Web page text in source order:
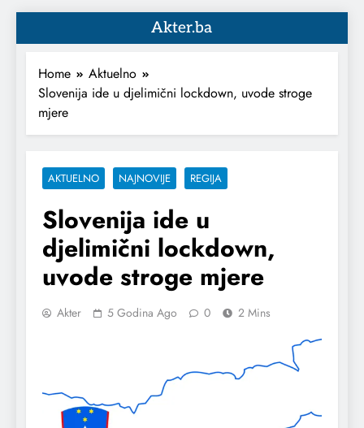
Akter.ba
Home
Aktuelno
Slovenija ide u djelimični lockdown, uvode stroge
mjere
AKTUELNO NAJNOVIJE REGIJA
Slovenija ide u
djelimični lockdown,
uvode stroge mjere
Akter 5 Godina Ago 0 2 Mins